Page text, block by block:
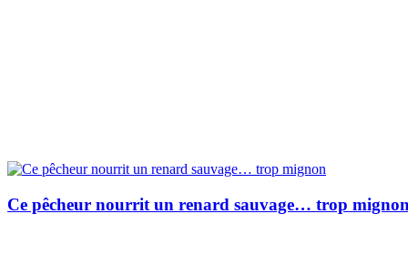
Ce pêcheur nourrit un renard sauvage… trop mignon